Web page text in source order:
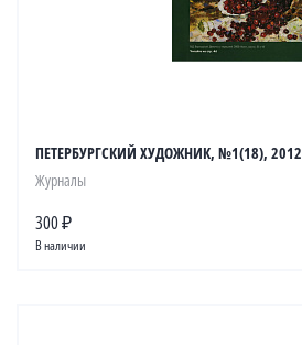
ПЕТЕРБУРГСКИЙ ХУДОЖНИК, №1(18), 2012
Журналы
300 ₽
В наличии